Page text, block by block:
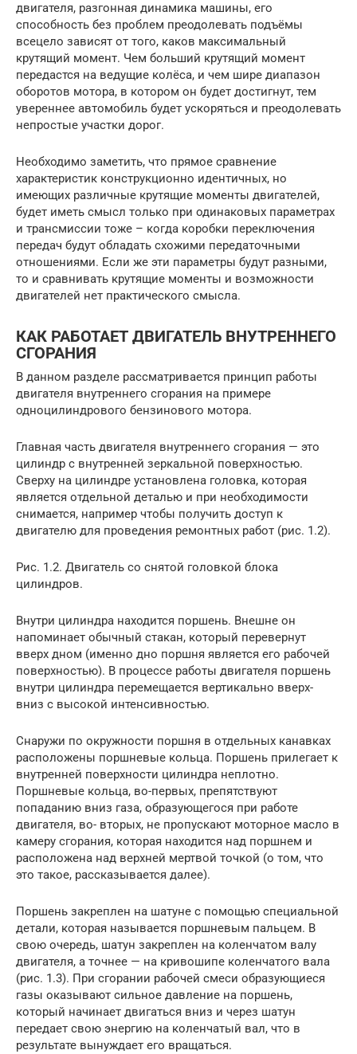
двигателя, разгонная динамика машины, его
способность без проблем преодолевать подъёмы
всецело зависят от того, каков максимальный
крутящий момент. Чем больший крутящий момент
передастся на ведущие колёса, и чем шире диапазон
оборотов мотора, в котором он будет достигнут, тем
увереннее автомобиль будет ускоряться и преодолевать
непростые участки дорог.
Необходимо заметить, что прямое сравнение
характеристик конструкционно идентичных, но
имеющих различные крутящие моменты двигателей,
будет иметь смысл только при одинаковых параметрах
и трансмиссии тоже – когда коробки переключения
передач будут обладать схожими передаточными
отношениями. Если же эти параметры будут разными,
то и сравнивать крутящие моменты и возможности
двигателей нет практического смысла.
КАК РАБОТАЕТ ДВИГАТЕЛЬ ВНУТРЕННЕГО
СГОРАНИЯ
В данном разделе рассматривается принцип работы
двигателя внутреннего сгорания на примере
одноцилиндрового бензинового мотора.
Главная часть двигателя внутреннего сгорания — это
цилиндр с внутренней зеркальной поверхностью.
Сверху на цилиндре установлена головка, которая
является отдельной деталью и при необходимости
снимается, например чтобы получить доступ к
двигателю для проведения ремонтных работ (рис. 1.2).
Рис. 1.2. Двигатель со снятой головкой блока
цилиндров.
Внутри цилиндра находится поршень. Внешне он
напоминает обычный стакан, который перевернут
вверх дном (именно дно поршня является его рабочей
поверхностью). В процессе работы двигателя поршень
внутри цилиндра перемещается вертикально вверх-
вниз с высокой интенсивностью.
Снаружи по окружности поршня в отдельных канавках
расположены поршневые кольца. Поршень прилегает к
внутренней поверхности цилиндра неплотно.
Поршневые кольца, во-первых, препятствуют
попаданию вниз газа, образующегося при работе
двигателя, во- вторых, не пропускают моторное масло в
камеру сгорания, которая находится над поршнем и
расположена над верхней мертвой точкой (о том, что
это такое, рассказывается далее).
Поршень закреплен на шатуне с помощью специальной
детали, которая называется поршневым пальцем. В
свою очередь, шатун закреплен на коленчатом валу
двигателя, а точнее — на кривошипе коленчатого вала
(рис. 1.3). При сгорании рабочей смеси образующиеся
газы оказывают сильное давление на поршень,
который начинает двигаться вниз и через шатун
передает свою энергию на коленчатый вал, что в
результате вынуждает его вращаться.